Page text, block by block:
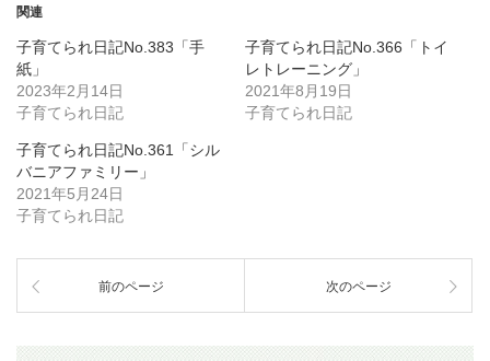
関連
子育てられ日記No.383「手
紙」
2023年2月14日
子育てられ日記
子育てられ日記No.366「トイ
レトレーニング」
2021年8月19日
子育てられ日記
子育てられ日記No.361「シル
バニアファミリー」
2021年5月24日
子育てられ日記
前のページ 次のページ